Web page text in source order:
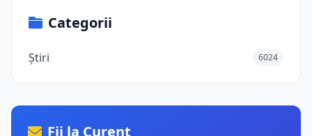
Categorii
Știri 6024
Fii la Curent